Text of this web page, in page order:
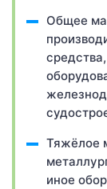
Общее
Тяжёлое
иное